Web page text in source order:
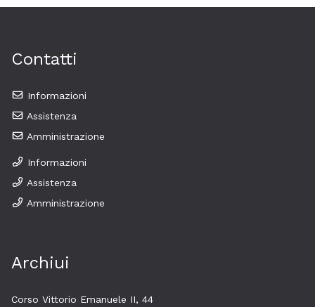
Contatti
Informazioni
Assistenza
Amministrazione
Informazioni
Assistenza
Amministrazione
Archiui
Corso Vittorio Emanuele II, 44